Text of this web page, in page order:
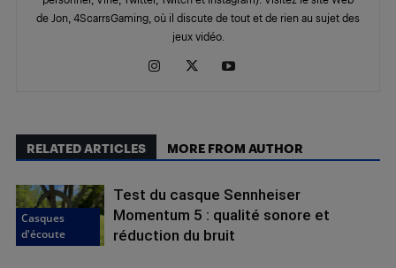
de Jon, 4ScarrsGaming, où il discute de tout et de rien au sujet des
jeux vidéo.
RELATED ARTICLES MORE FROM AUTHOR
Casques
d'écoute
Test du casque Sennheiser
Momentum 5 : qualité sonore et
réduction du bruit